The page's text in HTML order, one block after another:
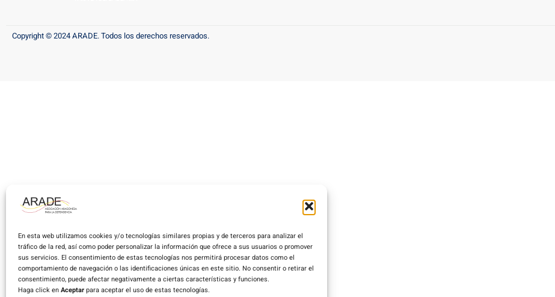
En esta web utilizamos cookies y/o tecnologías similares propias y de terceros para analizar el
tráfico de la red, así como poder personalizar la información que ofrece a sus usuarios o promover
sus servicios. El consentimiento de estas tecnologías nos permitirá procesar datos como el
comportamiento de navegación o las identificaciones únicas en este sitio. No consentir o retirar el
consentimiento, puede afectar negativamente a ciertas características y funciones.
Haga click enAceptarpara aceptar el uso de estas tecnologías.
Copyright © 2024 ARADE. Todos los derechos reservados.